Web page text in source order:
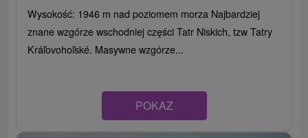
Wysokość: 1946 m nad poziomem morza Najbardziej
znane wzgórze wschodniej części Tatr Niskich, tzw Tatry
Kráľovohoľské. Masywne wzgórze...
POKAZ